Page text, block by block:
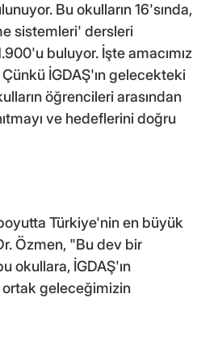
Bu okulların 16'sında,
sistemleri' dersleri
buluyor. İşte amacımız
İGDAŞ'ın gelecekteki
öğrencileri arasından
ve hedeflerini doğru
Türkiye'nin en büyük
Özmen, "Bu dev bir
okullara, İGDAŞ'ın
geleceğimizin